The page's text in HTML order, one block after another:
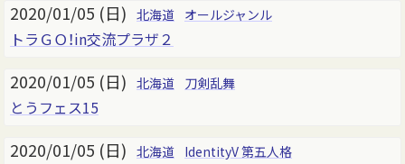
2020/01/05 (日) 北海道 オールジャンル
トラＧＯ！in交流プラザ２
2020/01/05 (日) 北海道 刀剣乱舞
とうフェス15
2020/01/05 (日) 北海道 IdentityV 第五人格